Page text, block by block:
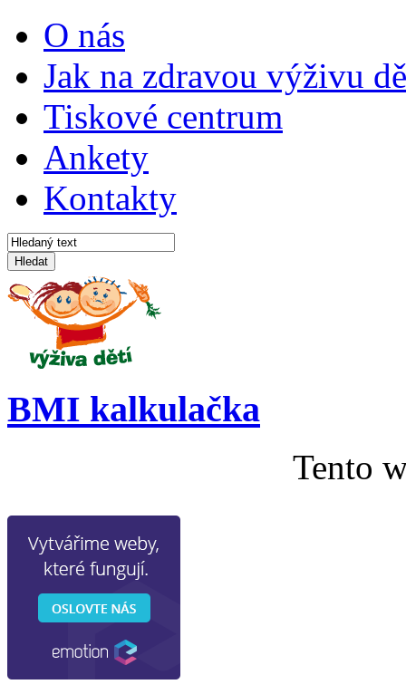
O nás
Jak na zdravou výživu
Tiskové centrum
Ankety
Kontakty
Hledat
BMI kalkulačka
Tento